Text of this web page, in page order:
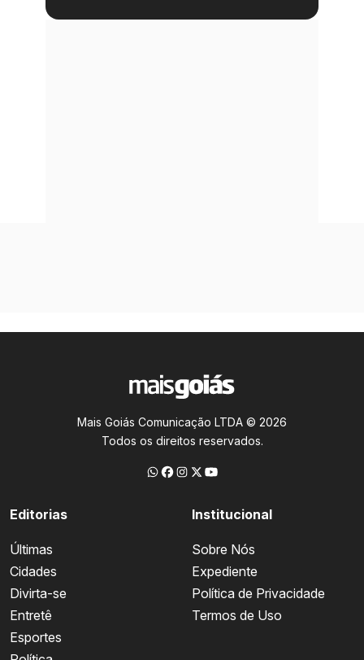
Mais Goiás Comunicação LTDA © 2026
Todos os direitos reservados.
Editorias
Últimas
Cidades
Divirta-se
Entretê
Esportes
Institucional
Sobre Nós
Expediente
Política de Privacidade
Termos de Uso